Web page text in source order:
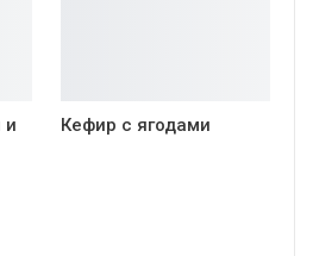
и
Кефир с ягодами